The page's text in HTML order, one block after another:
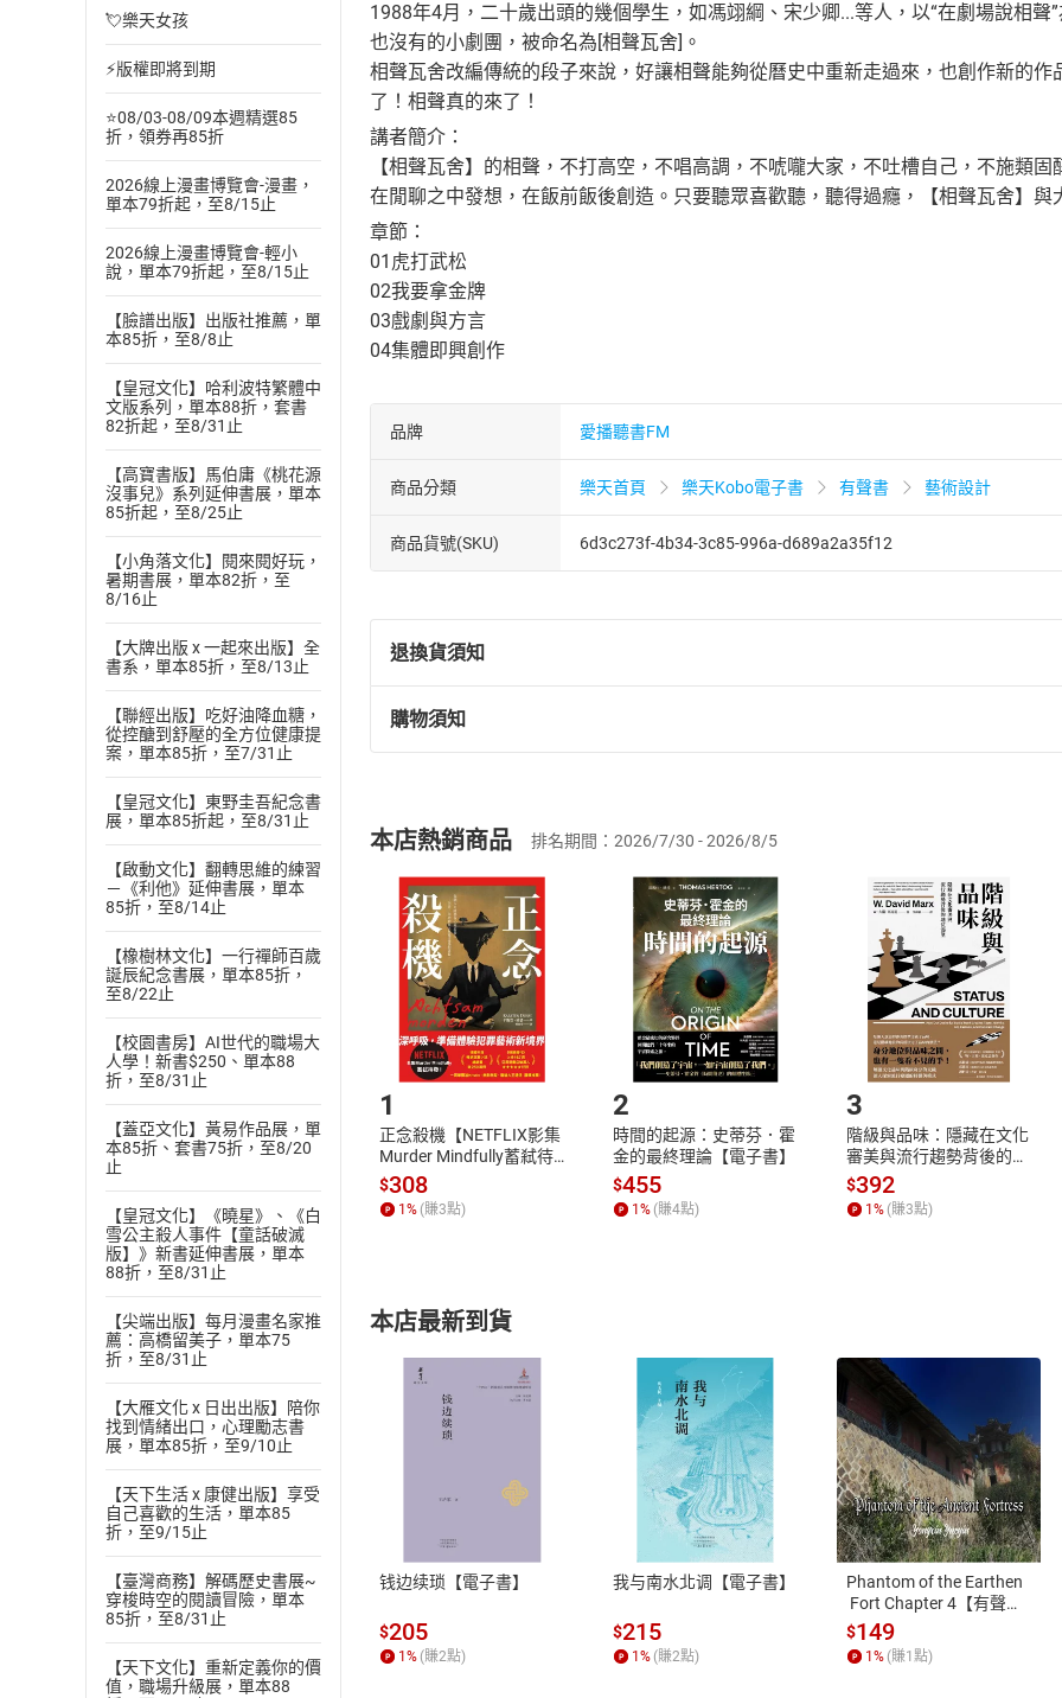
💘樂天女孩
⚡版權即將到期
⭐08/03-08/09本週精選85
折，領券再85折
2026線上漫畫博覽會-漫畫，
單本79折起，至8/15止
2026線上漫畫博覽會-輕小
說，單本79折起，至8/15止
【臉譜出版】出版社推薦，單
本85折，至8/8止
【皇冠文化】哈利波特繁體中
文版系列，單本88折，套書
82折起，至8/31止
【高寶書版】馬伯庸《桃花源
沒事兒》系列延伸書展，單本
85折起，至8/25止
【小角落文化】閱來閱好玩，
暑期書展，單本82折，至
8/16止
【大牌出版 x 一起來出版】全
書系，單本85折，至8/13止
【聯經出版】吃好油降血糖，
從控醣到舒壓的全方位健康提
案，單本85折，至7/31止
【皇冠文化】東野圭吾紀念書
展，單本85折起，至8/31止
【啟動文化】翻轉思維的練習
－《利他》延伸書展，單本
85折，至8/14止
【橡樹林文化】一行禪師百歲
誕辰紀念書展，單本85折，
至8/22止
【校園書房】AI世代的職場大
人學！新書$250、單本88
折，至8/31止
【蓋亞文化】黃易作品展，單
本85折、套書75折，至8/20
止
【皇冠文化】《曉星》、《白
雪公主殺人事件【童話破滅
版】》新書延伸書展，單本
88折，至8/31止
【尖端出版】每月漫畫名家推
薦：高橋留美子，單本75
折，至8/31止
【大雁文化 x 日出出版】陪你
找到情緒出口，心理勵志書
展，單本85折，至9/10止
【天下生活 x 康健出版】享受
自己喜歡的生活，單本85
折，至9/15止
【臺灣商務】解碼歷史書展~
穿梭時空的閱讀冒險，單本
85折，至8/31止
【天下文化】重新定義你的價
值，職場升級展，單本88
1988年4月，二十歲出頭的幾個學生，如馮翊綱、宋少卿...等人，以“在劇場說相
也沒有的小劇團，被命名為[相聲瓦舍]。
相聲瓦舍改編傳統的段子來說，好讓相聲能夠從曆史中重新走過來，也創作新的
了！相聲真的來了！
講者簡介：
【相聲瓦舍】的相聲，不打高空，不唱高調，不唬嚨大家，不吐槽自己，不施類
在閒聊之中發想，在飯前飯後創造。只要聽眾喜歡聽，聽得過癮，【相聲瓦舍】與
章節：
01虎打武松
02我要拿金牌
03戲劇與方言
04集體即興創作
品牌 愛播聽書FM
商品分類 樂天首頁 樂天Kobo電子書 有聲書 藝術設計
商品貨號(SKU) 6d3c273f-4b34-3c85-996a-d689a2a35f12
退換貨須知
退換貨規定：
(一)依消費者保護法第19條第1項後段暨通訊交易解除權合理例外情事適用
(二)消費者訂購本店鋪之商品即代表知悉本店鋪所銷售之商品為電子書，
且已下載/存取電子書，不得請求退貨退款。
退貨方式：您欲取消訂單或辦理退貨時，請登入樂天市場，並於「我的訂單
貨」，本店鋪將依您的申請進行審核，待審核通過後將為您辦理退款事宜。
請注意，樂天市場須以整筆訂單為單位進行取消/退貨，恕無法以單支商品取
購物須知
挑選商品
Choose
放入購物車
Shopping cart
登入帳號
Login
購書後，如何開始使用？
Step1.選擇閱讀載具 Step2.登入
付款方式
ATM轉帳、信用卡、LINE PAY、AFTEE
退換貨規範
本店是否提供消費者保護法七日猶
之權利，遽消費者保護法及通訊交
除權合理例外情事適用準則，依商
質各有不同規定。詳細退換貨說明
照各商品說明。
本店熱銷商品 排名期間：2026/7/30 - 2026/8/5
1
正念殺機【NETFLIX影集
Murder Mindfully蓄弒待
發】【電子書】
$308
1% (賺3點)
2
時間的起源：史蒂芬．霍
金的最終理論【電子書】
$455
1% (賺4點)
3
階級與品味：隱藏在文化
審美與流行趨勢背後的地
位渴望【電子書】
$392
1% (賺3點)
本店最新到貨
钱边续琐【電子書】
$205
1% (賺2點)
我与南水北调【電子書】
$215
1% (賺2點)
Phantom of the Earthen
Fort Chapter 4【有聲
書】
$149
1% (賺1點)